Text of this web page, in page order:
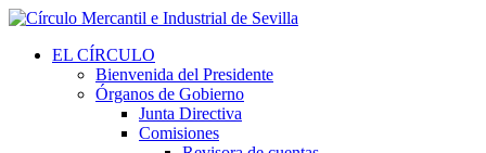
EL CÍRCULO
Bienvenida del Presidente
Órganos de Gobierno
Junta Directiva
Comisiones